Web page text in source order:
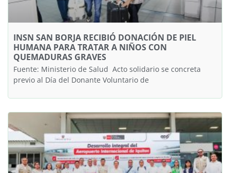
INSN SAN BORJA RECIBIÓ DONACIÓN DE PIEL
HUMANA PARA TRATAR A NIÑOS CON
QUEMADURAS GRAVES
Fuente: Ministerio de Salud Acto solidario se concreta
previo al Día del Donante Voluntario de